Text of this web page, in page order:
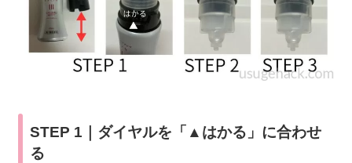
STEP 1｜ダイヤルを「▲はかる」に合わせ
る